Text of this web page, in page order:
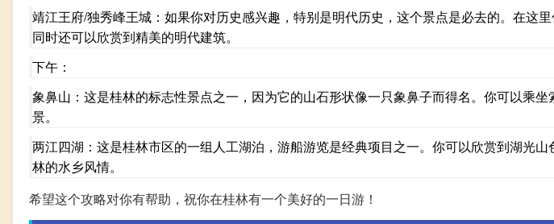
靖江王府/独秀峰王城：如果你对历史感兴趣，特别是明代历史，这个景点是必去的。在这
同时还可以欣赏到精美的明代建筑。
下午：
象鼻山：这是桂林的标志性景点之一，因为它的山石形状像一只象鼻子而得名。你可以乘
景。
两江四湖：这是桂林市区的一组人工湖泊，游船游览是经典项目之一。你可以欣赏到湖光
林的水乡风情。
希望这个攻略对你有帮助，祝你在桂林有一个美好的一日游！